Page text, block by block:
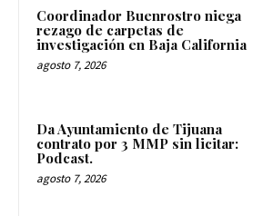
Coordinador Buenrostro niega
rezago de carpetas de
investigación en Baja California
agosto 7, 2026
Da Ayuntamiento de Tijuana
contrato por 3 MMP sin licitar:
Podcast.
agosto 7, 2026